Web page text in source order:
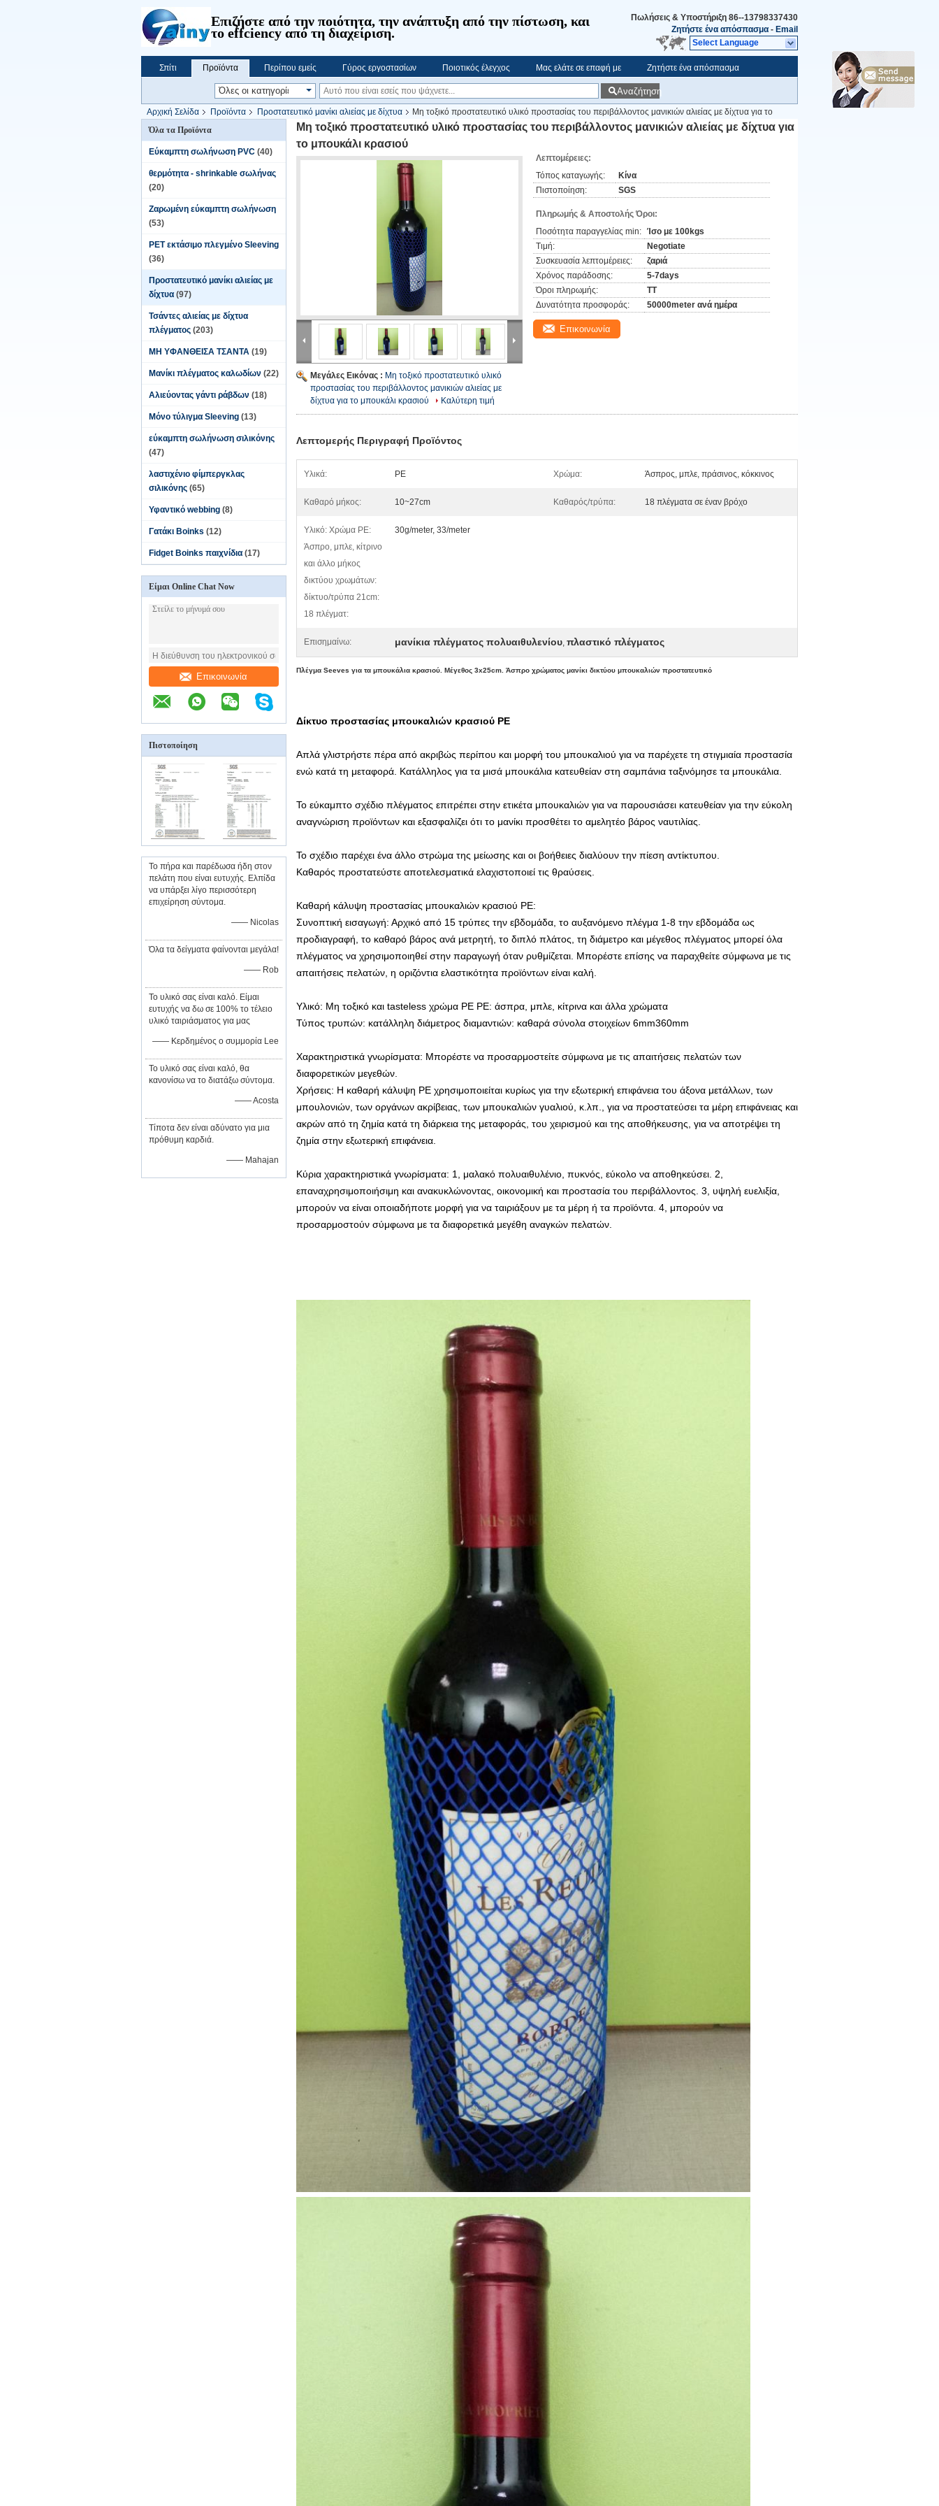
Επιζήστε από την ποιότητα, την ανάπτυξη από την πίστωση, και
το effciency από τη διαχείριση.
Πωλήσεις & Υποστήριξη 86--13798337430
Ζητήστε ένα απόσπασμα - Email
Select Language
Σπίτι Προϊόντα Περίπου εμείς Γύρος εργοστασίων Ποιοτικός έλεγχος Μας ελάτε σε επαφή με Ζητήστε ένα απόσπασμα
Αναζήτηση
Αρχική Σελίδα Προϊόντα Προστατευτικό μανίκι αλιείας με δίχτυα
Μη τοξικό προστατευτικό υλικό προστασίας του περιβάλλοντος μανικιών αλιείας με δίχτυα για το
μπουκάλι κρασιού
Όλα τα Προϊόντα
Εύκαμπτη σωλήνωση PVC (40)
θερμότητα - shrinkable σωλήνας
(20)
Ζαρωμένη εύκαμπτη σωλήνωση
(53)
PET εκτάσιμο πλεγμένο Sleeving
(36)
Προστατευτικό μανίκι αλιείας με
δίχτυα (97)
Τσάντες αλιείας με δίχτυα
πλέγματος (203)
ΜΗ ΥΦΑΝΘΕΙΣΑ ΤΣΑΝΤΑ (19)
Μανίκι πλέγματος καλωδίων (22)
Αλιεύοντας γάντι ράβδων (18)
Μόνο τύλιγμα Sleeving (13)
εύκαμπτη σωλήνωση σιλικόνης
(47)
λαστιχένιο φίμπεργκλας
σιλικόνης (65)
Υφαντικό webbing (8)
Γατάκι Boinks (12)
Fidget Boinks παιχνίδια (17)
Είμαι Online Chat Now
Επικοινωνία
Πιστοποίηση
Το πήρα και παρέδωσα ήδη στον
πελάτη που είναι ευτυχής. Ελπίδα
να υπάρξει λίγο περισσότερη
επιχείρηση σύντομα.
—— Nicolas
Όλα τα δείγματα φαίνονται μεγάλα!
—— Rob
Το υλικό σας είναι καλό. Είμαι
ευτυχής να δω σε 100% το τέλειο
υλικό ταιριάσματος για μας
—— Κερδημένος ο συμμορία Lee
Το υλικό σας είναι καλό, θα
κανονίσω να το διατάξω σύντομα.
—— Acosta
Τίποτα δεν είναι αδύνατο για μια
πρόθυμη καρδιά.
—— Mahajan
Μη τοξικό προστατευτικό υλικό προστασίας του περιβάλλοντος μανικιών αλιείας με δίχτυα για
το μπουκάλι κρασιού
Μεγάλες Εικόνας : Μη τοξικό προστατευτικό υλικό
προστασίας του περιβάλλοντος μανικιών αλιείας με
δίχτυα για το μπουκάλι κρασιού
Καλύτερη τιμή
Λεπτομέρειες:
Τόπος καταγωγής:
Κίνα
Πιστοποίηση:
SGS
Πληρωμής & Αποστολής Όροι:
Ποσότητα παραγγελίας min: Ίσο με 100kgs
Τιμή:
Negotiate
Συσκευασία λεπτομέρειες:
ζαριά
Χρόνος παράδοσης:
5-7days
Όροι πληρωμής:
TT
Δυνατότητα προσφοράς:
50000meter ανά ημέρα
Επικοινωνία
Λεπτομερής Περιγραφή Προϊόντος
Υλικά: PE Χρώμα: Άσπρος, μπλε, πράσινος, κόκκινος
Καθαρό μήκος: 10~27cm Καθαρός/τρύπα: 18 πλέγματα σε έναν βρόχο
Υλικό: Χρώμα PE:
Άσπρο, μπλε, κίτρινο
και άλλο μήκος
δικτύου χρωμάτων:
δίκτυο/τρύπα 21cm:
18 πλέγματ:
30g/meter, 33/meter
Επισημαίνω: μανίκια πλέγματος πολυαιθυλενίου, πλαστικό πλέγματος
Πλέγμα Seeves για τα μπουκάλια κρασιού. Μέγεθος 3x25cm. Άσπρο χρώματος μανίκι δικτύου μπουκαλιών προστατευτικό
Δίκτυο προστασίας μπουκαλιών κρασιού PE
Απλά γλιστρήστε πέρα από ακριβώς περίπου και μορφή του μπουκαλιού για να παρέχετε τη στιγμιαία προστασία
ενώ κατά τη μεταφορά. Κατάλληλος για τα μισά μπουκάλια κατευθείαν στη σαμπάνια ταξινόμησε τα μπουκάλια.
Το εύκαμπτο σχέδιο πλέγματος επιτρέπει στην ετικέτα μπουκαλιών για να παρουσιάσει κατευθείαν για την εύκολη
αναγνώριση προϊόντων και εξασφαλίζει ότι το μανίκι προσθέτει το αμελητέο βάρος ναυτιλίας.
Το σχέδιο παρέχει ένα άλλο στρώμα της μείωσης και οι βοήθειες διαλύουν την πίεση αντίκτυπου.
Καθαρός προστατεύστε αποτελεσματικά ελαχιστοποιεί τις θραύσεις.
Καθαρή κάλυψη προστασίας μπουκαλιών κρασιού PE:
Συνοπτική εισαγωγή: Αρχικό από 15 τρύπες την εβδομάδα, το αυξανόμενο πλέγμα 1-8 την εβδομάδα ως
προδιαγραφή, το καθαρό βάρος ανά μετρητή, το διπλό πλάτος, τη διάμετρο και μέγεθος πλέγματος μπορεί όλα
πλέγματος να χρησιμοποιηθεί στην παραγωγή όταν ρυθμίζεται. Μπορέστε επίσης να παραχθείτε σύμφωνα με τις
απαιτήσεις πελατών, η οριζόντια ελαστικότητα προϊόντων είναι καλή.
Υλικό: Μη τοξικό και tasteless χρώμα PE PE: άσπρα, μπλε, κίτρινα και άλλα χρώματα
Τύπος τρυπών: κατάλληλη διάμετρος διαμαντιών: καθαρά σύνολα στοιχείων 6mm360mm
Χαρακτηριστικά γνωρίσματα: Μπορέστε να προσαρμοστείτε σύμφωνα με τις απαιτήσεις πελατών των
διαφορετικών μεγεθών.
Χρήσεις: Η καθαρή κάλυψη PE χρησιμοποιείται κυρίως για την εξωτερική επιφάνεια του άξονα μετάλλων, των
μπουλονιών, των οργάνων ακρίβειας, των μπουκαλιών γυαλιού, κ.λπ., για να προστατεύσει τα μέρη επιφάνειας και
ακρών από τη ζημία κατά τη διάρκεια της μεταφοράς, του χειρισμού και της αποθήκευσης, για να αποτρέψει τη
ζημία στην εξωτερική επιφάνεια.
Κύρια χαρακτηριστικά γνωρίσματα: 1, μαλακό πολυαιθυλένιο, πυκνός, εύκολο να αποθηκεύσει. 2,
επαναχρησιμοποιήσιμη και ανακυκλώνοντας, οικονομική και προστασία του περιβάλλοντος. 3, υψηλή ευελιξία,
μπορούν να είναι οποιαδήποτε μορφή για να ταιριάξουν με τα μέρη ή τα προϊόντα. 4, μπορούν να
προσαρμοστούν σύμφωνα με τα διαφορετικά μεγέθη αναγκών πελατών.